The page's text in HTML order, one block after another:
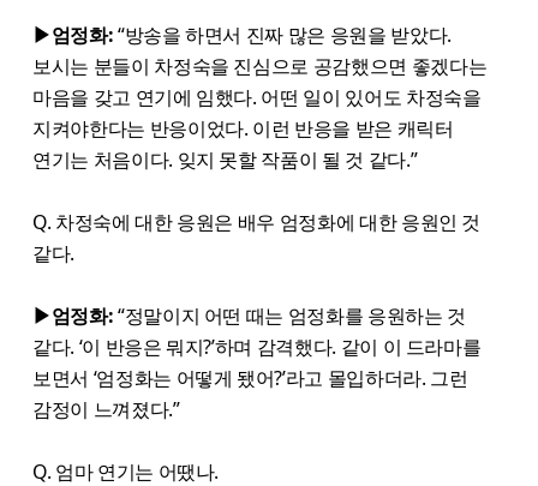
▶엄정화:“방송을 하면서 진짜 많은 응원을 받았다.
보시는 분들이 차정숙을 진심으로 공감했으면 좋겠다는
마음을 갖고 연기에 임했다. 어떤 일이 있어도 차정숙을
지켜야한다는 반응이었다. 이런 반응을 받은 캐릭터
연기는 처음이다. 잊지 못할 작품이 될 것 같다.”
Q. 차정숙에 대한 응원은 배우 엄정화에 대한 응원인 것
같다.
▶엄정화:“정말이지 어떤 때는 엄정화를 응원하는 것
같다. ‘이 반응은 뭐지?’하며 감격했다. 같이 이 드라마를
보면서 ‘엄정화는 어떻게 됐어?’라고 몰입하더라. 그런
감정이 느껴졌다.”
Q. 엄마 연기는 어땠나.